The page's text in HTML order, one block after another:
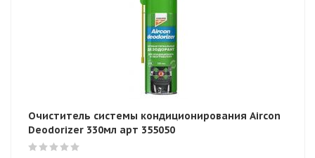
Очиститель системы кондиционирования Aircon
Deodorizer 330мл арт 355050